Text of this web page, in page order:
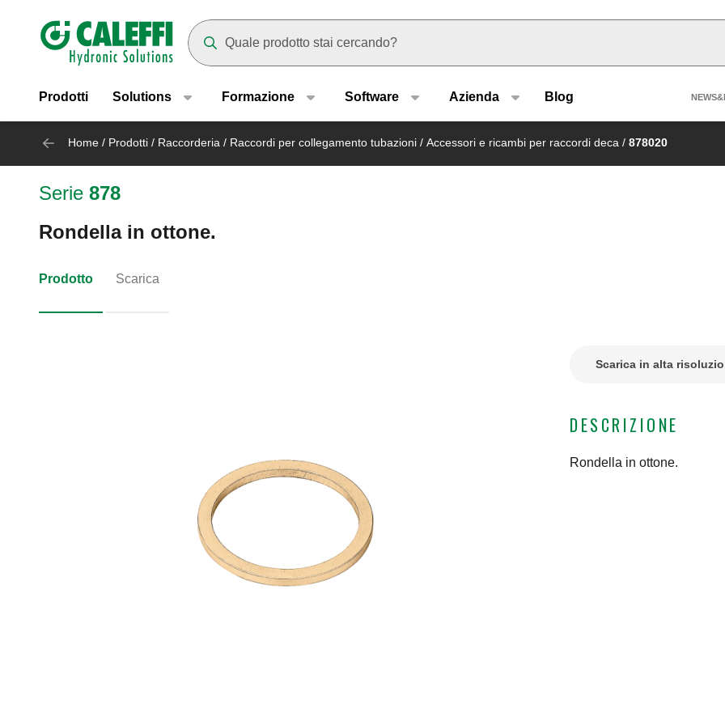
Header main navigation
Prodotti Solutions Formazione Software Azienda Blog
Home / Prodotti / Raccorderia / Raccordi per collegamento tubazioni / Accessori e ricambi per raccordi deca / 878020
Serie 878
Rondella in ottone.
Prodotto Scarica
Scarica in alta
DESCRIZIONE
Rondella in ottone.